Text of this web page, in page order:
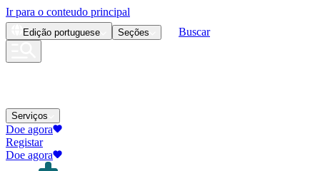
Ir para o conteudo principal
Edição portuguese Seções Buscar
Serviços
Doe agora
Registar
Doe agora